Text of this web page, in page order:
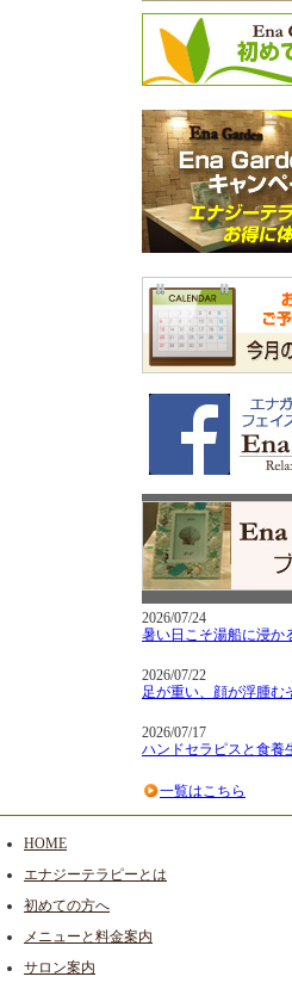
2026/07/24
暑い日こそ湯船に浸か
2026/07/22
足が重い、顔が浮腫む
2026/07/17
ハンドセラピスと食養
一覧はこちら
HOME
エナジーテラピーとは
初めての方へ
メニューと料金案内
サロン案内